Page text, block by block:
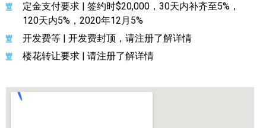
定金支付要求 | 签约时$20,000，30天内补齐至5%，
120天内5%，2020年12月5%
开发费等 | 开发费封顶，请注册了解详情
楼花转让要求 | 请注册了解详情